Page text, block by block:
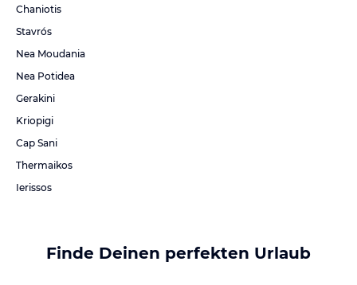
Chaniotis
Stavrós
Nea Moudania
Nea Potidea
Gerakini
Kriopigi
Cap Sani
Thermaikos
Ierissos
Finde Deinen perfekten Urlaub